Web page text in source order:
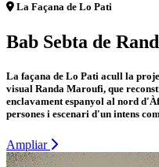
La Façana de Lo Pati
Bab Sebta de
La façana de Lo Pati acull la
visual Randa Maroufi, que
enclavament espanyol al nord
persones i escenari d'un intens
Ampliar